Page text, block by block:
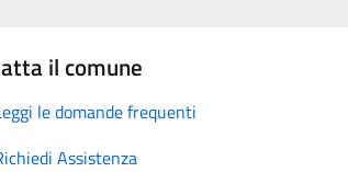
il comune
le domande frequenti
Assistenza